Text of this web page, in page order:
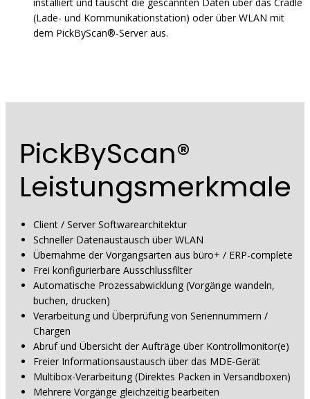
(Lade- und Kommunikationstation) oder über WLAN mit
dem PickByScan®-Server aus.
PickByScan®
Leistungsmerkmale
Client / Server Softwarearchitektur
Schneller Datenaustausch über WLAN
Übernahme der Vorgangsarten aus büro+ / ERP-complete
Frei konfigurierbare Ausschlussfilter
Automatische Prozessabwicklung (Vorgänge wandeln,
buchen, drucken)
Verarbeitung und Überprüfung von Seriennummern /
Chargen
Abruf und Übersicht der Aufträge über Kontrollmonitor(e)
Freier Informationsaustausch über das MDE-Gerät
Multibox-Verarbeitung (Direktes Packen in Versandboxen)
Mehrere Vorgänge gleichzeitig bearbeiten